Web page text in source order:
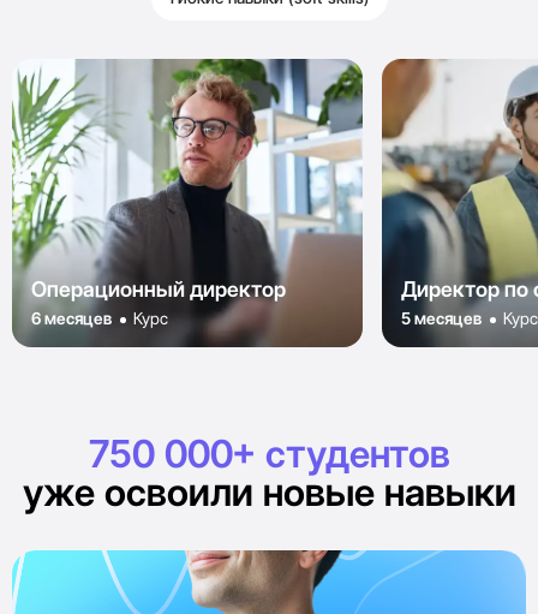
Операционный директор
6 месяцев Курс
Директор по
5 месяцев
750 000+ студентов
уже освоили новые навыки